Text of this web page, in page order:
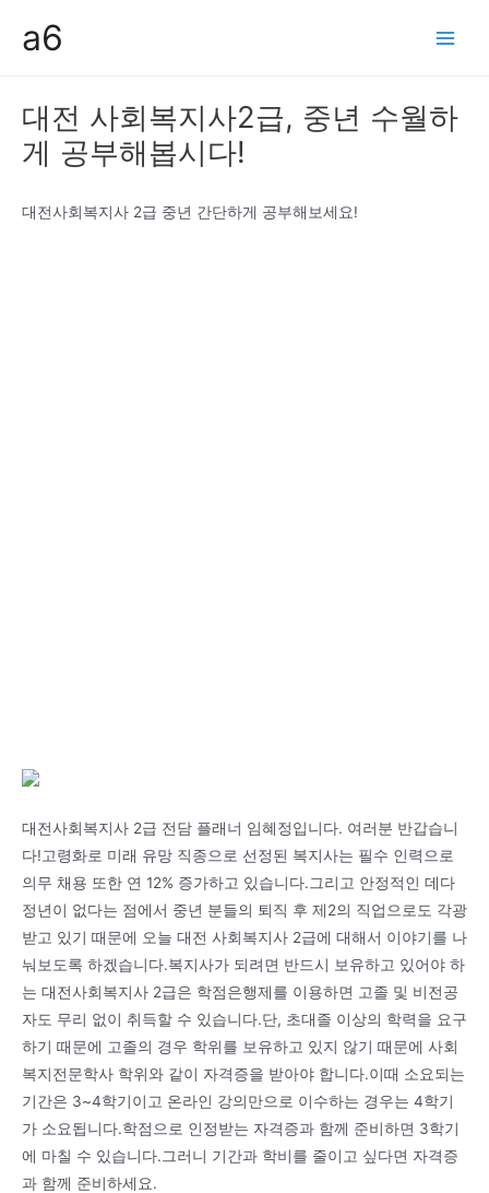
a6
대전 사회복지사2급, 중년 수월하
게 공부해봅시다!
대전사회복지사 2급 중년 간단하게 공부해보세요!
대전사회복지사 2급 전담 플래너 임혜정입니다. 여러분 반갑습니
다!고령화로 미래 유망 직종으로 선정된 복지사는 필수 인력으로
의무 채용 또한 연 12% 증가하고 있습니다.그리고 안정적인 데다
정년이 없다는 점에서 중년 분들의 퇴직 후 제2의 직업으로도 각광
받고 있기 때문에 오늘 대전 사회복지사 2급에 대해서 이야기를 나
눠보도록 하겠습니다.복지사가 되려면 반드시 보유하고 있어야 하
는 대전사회복지사 2급은 학점은행제를 이용하면 고졸 및 비전공
자도 무리 없이 취득할 수 있습니다.단, 초대졸 이상의 학력을 요구
하기 때문에 고졸의 경우 학위를 보유하고 있지 않기 때문에 사회
복지전문학사 학위와 같이 자격증을 받아야 합니다.이때 소요되는
기간은 3~4학기이고 온라인 강의만으로 이수하는 경우는 4학기
가 소요됩니다.학점으로 인정받는 자격증과 함께 준비하면 3학기
에 마칠 수 있습니다.그러니 기간과 학비를 줄이고 싶다면 자격증
과 함께 준비하세요.